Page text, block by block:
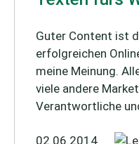
Guter Content ist
erfolgreichen
meine Meinung.
viele andere
Verantwortliche
02.06.2014